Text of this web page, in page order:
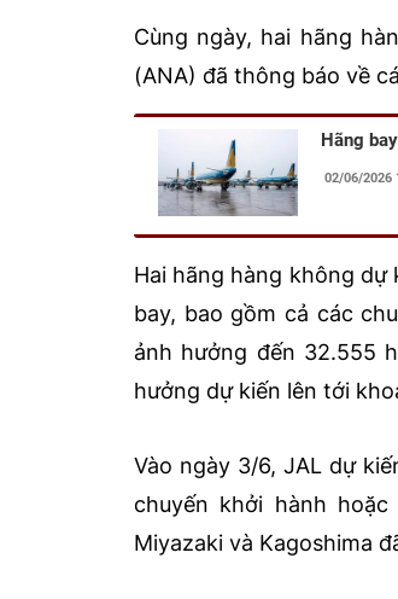
Cùng ngày, hai hãng
(ANA) đã thông báo về
Hãng
02/06/2026
Hai hãng hàng không
bay, bao gồm cả các
ảnh hưởng đến 32.555
hưởng dự kiến lên tới
Vào ngày 3/6, JAL dự
chuyến khởi hành
Miyazaki và Kagoshima